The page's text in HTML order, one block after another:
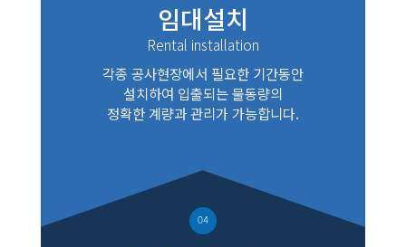
임대설치
Rental installation
각종 공사현장에서 필요한 기간동안
설치하여 입출되는 물동량의
정확한 계량과 관리가 가능합니다.
04